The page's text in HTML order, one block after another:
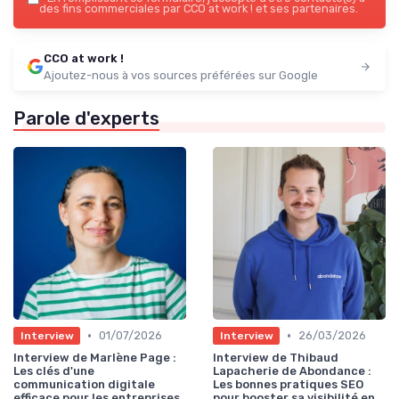
des fins commerciales par CCO at work ! et ses partenaires.
CCO at work !
Ajoutez-nous à vos sources préférées sur Google
Parole d'experts
Interview • 01/07/2026
Interview de Marlène Page :
Les clés d'une
communication digitale
Interview •
26/03/2026
Interview de Thibaud
Lapacherie de Abondance :
Les bonnes pratiques SEO